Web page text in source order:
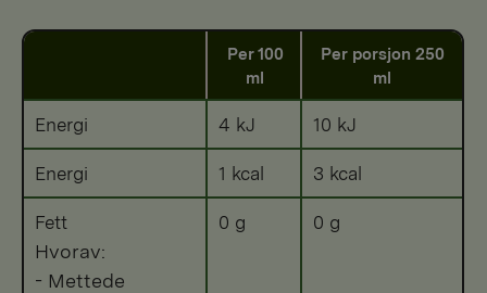
Per 100
ml
Per porsjon 250
ml
Energi 4 kJ 10 kJ
Energi 1 kcal 3 kcal
Fett
Hvorav:
- Mettede
0 g 0 g